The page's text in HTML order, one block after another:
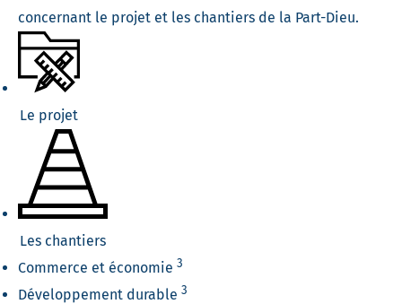
concernant le projet et les chantiers de la Part-Dieu.
Le projet
Les chantiers
Commerce et économie 3
Développement durable 3